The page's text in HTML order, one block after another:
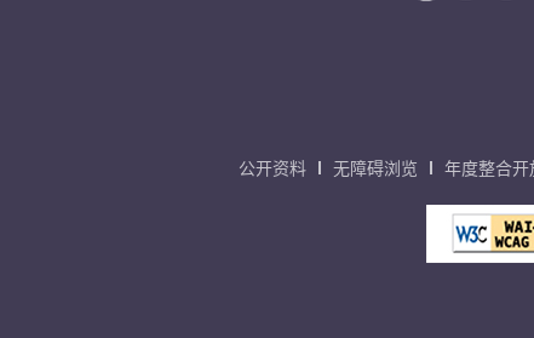
公开资料 无障碍浏览 年度整合开